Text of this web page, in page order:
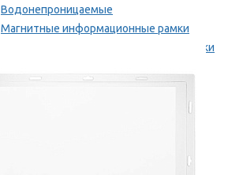
Водонепроницаемые
Магнитные информационные рамки
Самоклеящиеся информационные рамки